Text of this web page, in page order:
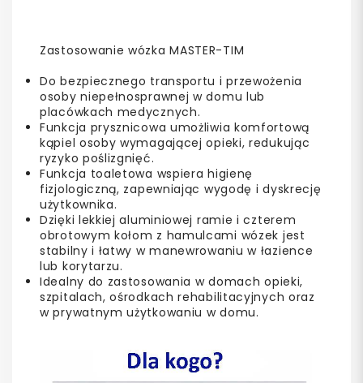
Zastosowanie wózka MASTER-TIM
Do bezpiecznego transportu i przewożenia
osoby niepełnosprawnej w domu lub
placówkach medycznych.
Funkcja prysznicowa umożliwia komfortową
kąpiel osoby wymagającej opieki, redukując
ryzyko poślizgnięć.
Funkcja toaletowa wspiera higienę
fizjologiczną, zapewniając wygodę i dyskrecję
użytkownika.
Dzięki lekkiej aluminiowej ramie i czterem
obrotowym kołom z hamulcami wózek jest
stabilny i łatwy w manewrowaniu w łazience
lub korytarzu.
Idealny do zastosowania w domach opieki,
szpitalach, ośrodkach rehabilitacyjnych oraz
w prywatnym użytkowaniu w domu.